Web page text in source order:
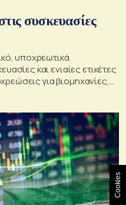
συσκευασίες
υποχρεωτικά
και ενιαίες ετικέτες
για βιομηχανίες,
Cookies